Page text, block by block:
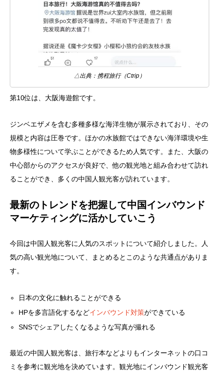
△出典：携程旅行（Ctrip）
第10位は、大阪海遊館です。
ジンベエザメを含む多種多様な海洋生物が展示されており、その
規模と内容は圧巻です。ほかの水族館ではできない海洋環境や生
物多様性について学ぶことができるため人気です。また、大阪の
中心部からのアクセスが良好で、他の観光地と組み合わせて訪れ
ることができ、多くの中国人観光客が訪れています。
最新のトレンドを把握して中国インバウンド
マーケティングに活かしていこう
今回は中国人観光客に人気のスポットについて紹介しました。人
気の高い観光地について、まとめるとこのような共通点がありま
す。
日本の文化に触れることができる
HPを多言語化するなどインバウンド対策ができている
SNSでシェアしたくなるような写真が撮れる
最近の中国人観光客は、旅行本などよりもインターネットの口コ
ミを参考に観光地を決めています。観光地にインバウンド観光客